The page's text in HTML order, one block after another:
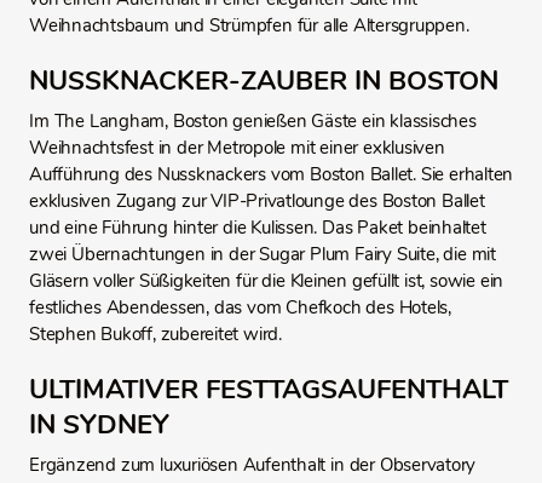
Weihnachtsbaum und Strümpfen für alle Altersgruppen.
NUSSKNACKER-ZAUBER IN BOSTON
Im The Langham, Boston genießen Gäste ein klassisches
Weihnachtsfest in der Metropole mit einer exklusiven
Aufführung des Nussknackers vom Boston Ballet. Sie erhalten
exklusiven Zugang zur VIP-Privatlounge des Boston Ballet
und eine Führung hinter die Kulissen. Das Paket beinhaltet
zwei Übernachtungen in der Sugar Plum Fairy Suite, die mit
Gläsern voller Süßigkeiten für die Kleinen gefüllt ist, sowie ein
festliches Abendessen, das vom Chefkoch des Hotels,
Stephen Bukoff, zubereitet wird.
ULTIMATIVER FESTTAGSAUFENTHALT
IN SYDNEY
Ergänzend zum luxuriösen Aufenthalt in der Observatory